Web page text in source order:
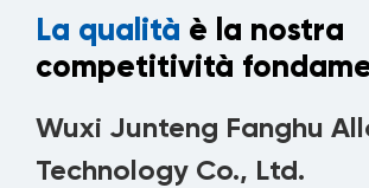
La qualità è la nostra
competitività
Wuxi Junteng Fanghu
Technology Co., Ltd.